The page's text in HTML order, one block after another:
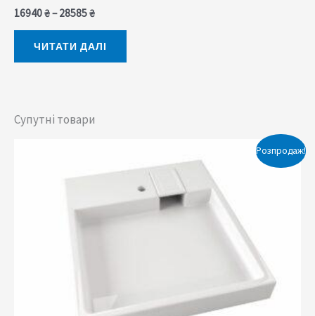
16940₴– 28585₴
ЧИТАТИ ДАЛІ
Супутні товари
Розпродаж!
5715 ₴.